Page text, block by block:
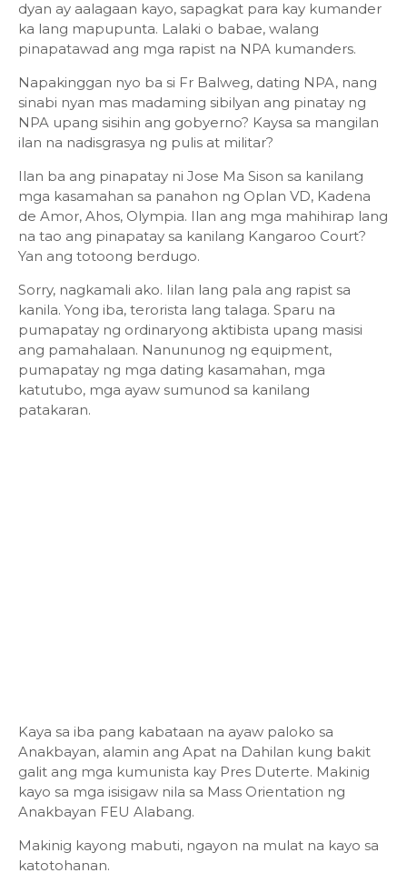
dyan ay aalagaan kayo, sapagkat para kay kumander
ka lang mapupunta. Lalaki o babae, walang
pinapatawad ang mga rapist na NPA kumanders.
Napakinggan nyo ba si Fr Balweg, dating NPA, nang
sinabi nyan mas madaming sibilyan ang pinatay ng
NPA upang sisihin ang gobyerno? Kaysa sa mangilan
ilan na nadisgrasya ng pulis at militar?
Ilan ba ang pinapatay ni Jose Ma Sison sa kanilang
mga kasamahan sa panahon ng Oplan VD, Kadena
de Amor, Ahos, Olympia. Ilan ang mga mahihirap lang
na tao ang pinapatay sa kanilang Kangaroo Court?
Yan ang totoong berdugo.
Sorry, nagkamali ako. Iilan lang pala ang rapist sa
kanila. Yong iba, terorista lang talaga. Sparu na
pumapatay ng ordinaryong aktibista upang masisi
ang pamahalaan. Nanununog ng equipment,
pumapatay ng mga dating kasamahan, mga
katutubo, mga ayaw sumunod sa kanilang
patakaran.
Kaya sa iba pang kabataan na ayaw paloko sa
Anakbayan, alamin ang Apat na Dahilan kung bakit
galit ang mga kumunista kay Pres Duterte. Makinig
kayo sa mga isisigaw nila sa Mass Orientation ng
Anakbayan FEU Alabang.
Makinig kayong mabuti, ngayon na mulat na kayo sa
katotohanan.